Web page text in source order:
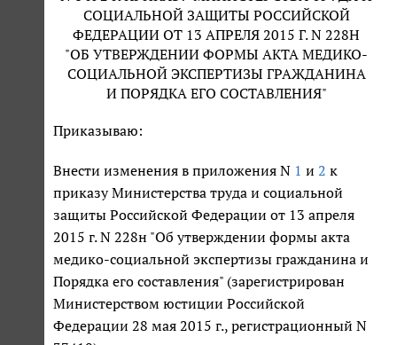
СОЦИАЛЬНОЙ ЗАЩИТЫ РОССИЙСКОЙ
ФЕДЕРАЦИИ ОТ 13 АПРЕЛЯ 2015 Г. N 228Н
"ОБ УТВЕРЖДЕНИИ ФОРМЫ АКТА МЕДИКО-
СОЦИАЛЬНОЙ ЭКСПЕРТИЗЫ ГРАЖДАНИНА
И ПОРЯДКА ЕГО СОСТАВЛЕНИЯ"
Приказываю:
Внести изменения в приложения N 1 и 2 к
приказу Министерства труда и социальной
защиты Российской Федерации от 13 апреля
2015 г. N 228н "Об утверждении формы акта
медико-социальной экспертизы гражданина и
Порядка его составления" (зарегистрирован
Министерством юстиции Российской
Федерации 28 мая 2015 г., регистрационный N